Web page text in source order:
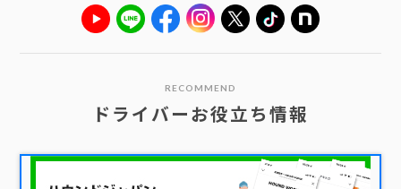
RECOMMEND
ドライバーお役立ち情報